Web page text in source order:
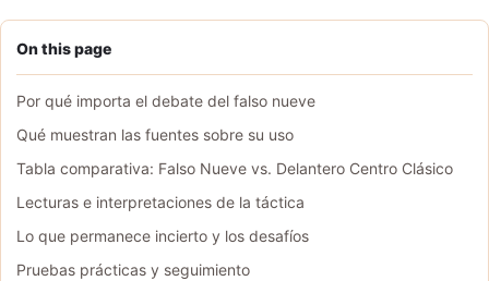
On this page
Por qué importa el debate del falso nueve
Qué muestran las fuentes sobre su uso
Tabla comparativa: Falso Nueve vs. Delantero Centro Clásico
Lecturas e interpretaciones de la táctica
Lo que permanece incierto y los desafíos
Pruebas prácticas y seguimiento